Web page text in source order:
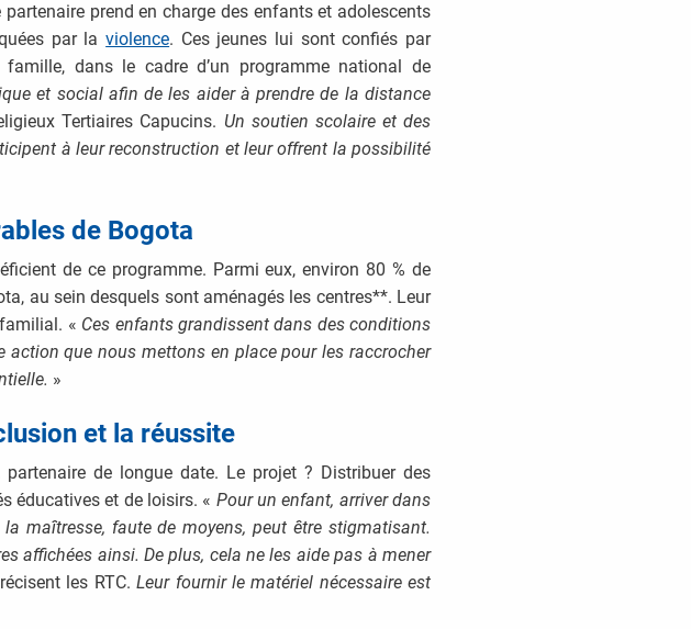
prend en charge des enfants et adolescents
par laviolence. Ces jeunes lui sont confiés par
dans le cadre d’un programme national de
et social afin de les aider à prendre de la distance
Tertiaires Capucins. Un soutien scolaire et des
à leur reconstruction et leur offrent la possibilité
de Bogota
de ce programme. Parmi eux, environ 80 % de
au sein desquels sont aménagés les centres**. Leur
« Ces enfants grandissent dans des conditions
que nous mettons en place pour les raccrocher
»
et la réussite
partenaire de longue date. Le projet ? Distribuer des
éducatives et de loisirs. « Pour un enfant, arriver dans
maîtresse, faute de moyens, peut être stigmatisant.
affichées ainsi. De plus, cela ne les aide pas à mener
les RTC. Leur fournir le matériel nécessaire est